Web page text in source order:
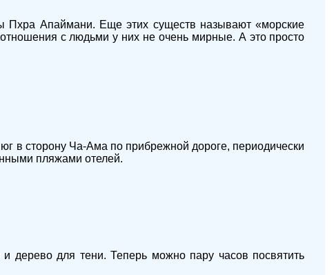
Пхра Апаймани. Еще этих существ называют «морские
с людьми у них не очень мирные. А это просто
в сторону Ча-Ама по прибрежной дороге, периодически
пляжами отелей.
дерево для тени. Теперь можно пару часов посвятить